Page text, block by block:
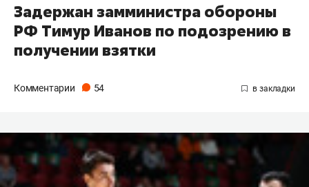
Задержан замминистра обороны
РФ Тимур Иванов по подозрению в
получении взятки
Комментарии 54